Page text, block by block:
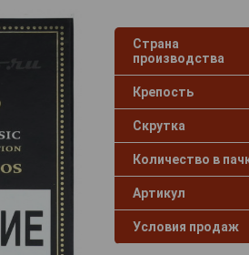
Страна
производства
Крепость
Скрутка
Количество в
Артикул
Условия продаж